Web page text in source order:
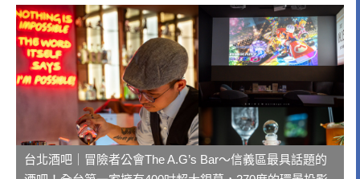
台北酒吧｜冒險者公會The A.G’s Bar～信義區最具話題的